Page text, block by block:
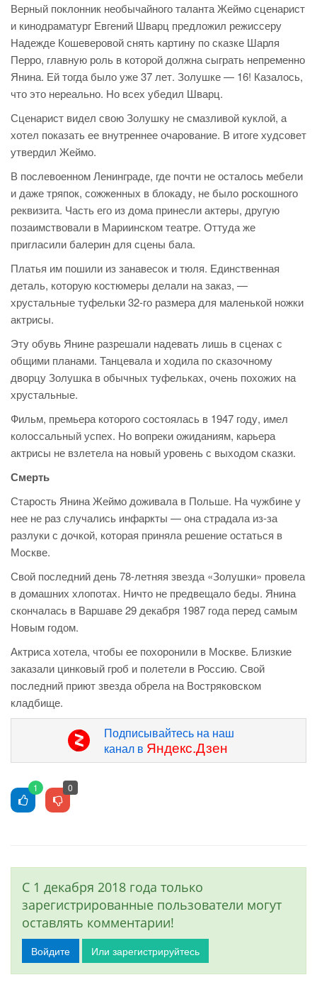
Верный поклонник необычайного таланта Жеймо сценарист
и кинодраматург Евгений Шварц предложил режиссеру
Надежде Кошеверовой снять картину по сказке Шарля
Перро, главную роль в которой должна сыграть непременно
Янина. Ей тогда было уже 37 лет. Золушке — 16! Казалось,
что это нереально. Но всех убедил Шварц.
Сценарист видел свою Золушку не смазливой куклой, а
хотел показать ее внутреннее очарование. В итоге худсовет
утвердил Жеймо.
В послевоенном Ленинграде, где почти не осталось мебели
и даже тряпок, сожжeнных в блокаду, не было роскошного
реквизита. Часть его из дома принесли актeры, другую
позаимствовали в Мариинском театре. Оттуда же
пригласили балерин для сцены бала.
Платья им пошили из занавесок и тюля. Единственная
деталь, которую костюмеры делали на заказ, —
хрустальные туфельки 32-го размера для маленькой ножки
актрисы.
Эту обувь Янине разрешали надевать лишь в сценах с
общими планами. Танцевала и ходила по сказочному
дворцу Золушка в обычных туфельках, очень похожих на
хрустальные.
Фильм, премьера которого состоялась в 1947 году, имел
колоссальный успех. Но вопреки ожиданиям, карьера
актрисы не взлетела на новый уровень с выходом сказки.
Смерть
Старость Янина Жеймо доживала в Польше. На чужбине у
нее не раз случались инфаркты — она страдала из-за
разлуки с дочкой, которая приняла решение остаться в
Москве.
Свой последний день 78-летняя звезда «Золушки» провела
в домашних хлопотах. Ничто не предвещало беды. Янина
скончалась в Варшаве 29 декабря 1987 года перед самым
Новым годом.
Актриса хотела, чтобы ее похоронили в Москве. Близкие
заказали цинковый гроб и полетели в Россию. Свой
последний приют звезда обрела на Востряковском
кладбище.
Подписывайтесь на наш
канал в Яндекс.Дзен
1 0
С 1 декабря 2018 года только
зарегистрированные пользователи могут
оставлять комментарии!
Войдите Или зарегистрируйтесь